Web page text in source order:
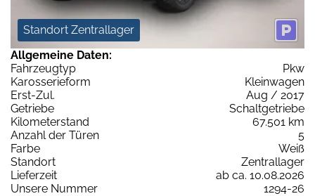
Standort Zentrallager
Allgemeine Daten:
Fahrzeugtyp
Pkw
Karosserieform
Kleinwagen
Erst-Zul.
Aug / 2017
Getriebe
Schaltgetriebe
Kilometerstand
67.501 km
Anzahl der Türen
5
Farbe
Weiß
Standort
Zentrallager
Lieferzeit
ab ca. 10.08.2026
Unsere Nummer
1294-26